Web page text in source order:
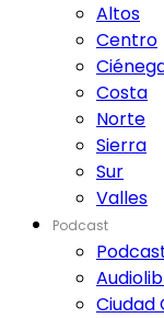
Altos
Centro
Costa
Norte
Sierra
Sur
Valles
Podcast
Ciudad